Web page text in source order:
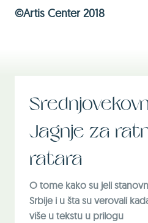
©Artis Center 2018
Jagnje za
ratara
O tome kako su jeli
Srbije i u šta su verovali
više u tekstu u prilogu